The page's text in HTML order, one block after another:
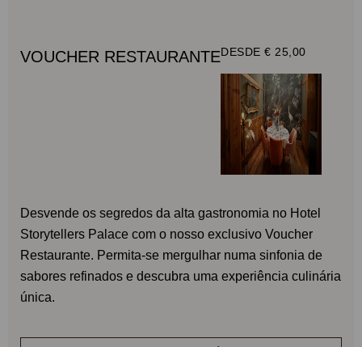
VOUCHER RESTAURANTEDESDE € 25,00
Desvende os segredos da alta gastronomia no Hotel
Storytellers Palace com o nosso exclusivo Voucher
Restaurante. Permita-se mergulhar numa sinfonia de
sabores refinados e descubra uma experiência culinária
única.